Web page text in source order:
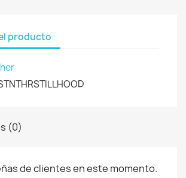
producto
(0)
de clientes en este momento.